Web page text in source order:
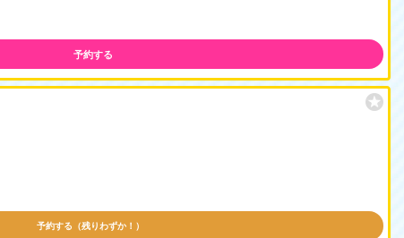
予約する
予約する（残りわずか！）